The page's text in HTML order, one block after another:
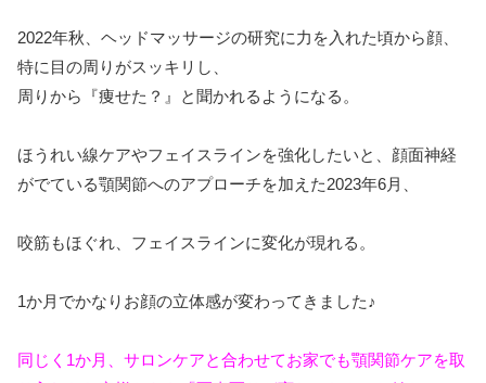
2022年秋、ヘッドマッサージの研究に力を入れた頃から顔、
特に目の周りがスッキリし、
周りから『痩せた？』と聞かれるようになる。
ほうれい線ケアやフェイスラインを強化したいと、顔面神経
がでている顎関節へのアプローチを加えた2023年6月、
咬筋もほぐれ、フェイスラインに変化が現れる。
1か月でかなりお顔の立体感が変わってきました♪
同じく1か月、サロンケアと合わせてお家でも顎関節ケアを取